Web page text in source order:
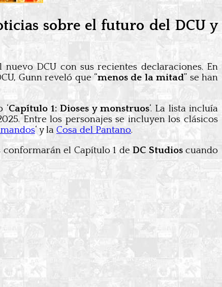
sobre el futuro del DCU y
DCU con sus recientes declaraciones. En
Gunn reveló que “menos de la mitad” se han
‘Capítulo 1: Dioses y monstruos‘. La lista incluía
Entre los personajes se incluyen los clásicos
‘ y la Cosa del Pantano.
conformarán el Capítulo 1 deDC Studioscuando